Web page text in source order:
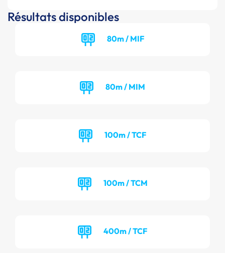
Résultats disponibles
80m / MIF
80m / MIM
100m / TCF
100m / TCM
400m / TCF